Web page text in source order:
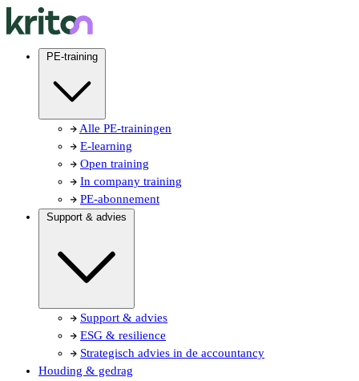
PE-training
Alle PE-trainingen
E-learning
Open training
In company training
PE-abonnement
Support & advies
Support & advies
ESG & resilience
Strategisch advies in de accountancy
Houding & gedrag